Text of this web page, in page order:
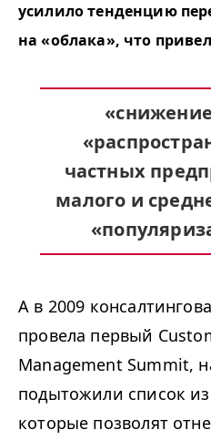
усилило тенденцию
на «облака», что
частных
малого и
А в 2009
провела первый
Management Summit,
подытожили список
которые позволят